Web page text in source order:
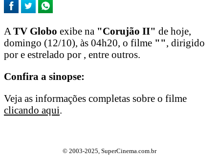
A TV Globo exibe na "Corujão II" de hoje,
domingo (12/10), às 04h20, o filme "", dirigido
por e estrelado por , entre outros.
Confira a sinopse:
Veja as informações completas sobre o filme
clicando aqui.
© 2003-2025, SuperCinema.com.br